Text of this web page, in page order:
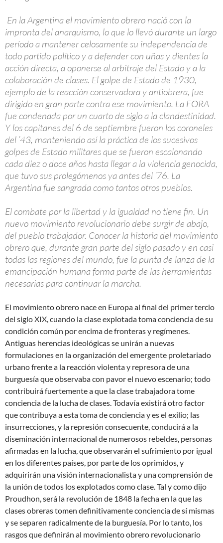
En la Argentina el movimiento obrero nació con la
impronta del anarquismo, lo que lo llevó durante un largo
período a mantener celosamente su independencia de
todo partido político y a defender con uñas y dientes la
acción directa, a oponerse al arbitraje del Estado y a la
colaboración de clases. El golpe de Estado de 1930,
ejemplo de la reacción conservadora y antiobrera, fue
dirigido en gran parte contra ese movimiento. La FORA
fue condenada por un cuarto de siglo a la clandestinidad.
Y los capitanes del 6 de septiembre fueron los coroneles
del ’43, manteniendo así la práctica de los sucesivos
golpes de Estado militares que se fueron escalonando
cada diez o doce años hasta llegar a la violencia genocida,
que tuvo sus prolegómenos ya antes del ‘76. La
Argentina fue sangrada como tantos otros pueblos.
El combate por la libertad y la igualdad no tiene fin. Un
nuevo movimiento revolucionario debe surgir de abajo,
del pueblo trabajador. Conocer la historia del movimiento
obrero que, durante gran parte del siglo pasado y en casi
todas las regiones del mundo, fue la punta de lanza de la
emancipación humana forma parte de las herramientas
necesarias para continuar la marcha.
El movimiento obrero nace en Europa al final del primer tercio
del siglo XIX, cuando la clase explotada toma conciencia de su
condición común por encima de fronteras y regímenes.
Antiguas herencias ideológicas se unirán a nuevas
formulaciones en la organización del emergente proletariado
urbano frente a la reacción violenta y represora de una
burguesía que observaba con pavor el nuevo escenario; todo
contribuirá fuertemente a que la clase trabajadora tome
conciencia de la lucha de clases. Todavía existirá otro factor
que contribuya a esta toma de conciencia y es el exilio; las
insurrecciones, y la represión consecuente, conducirá a la
diseminación internacional de numerosos rebeldes, personas
afirmadas en la lucha, que observarán el sufrimiento por igual
en los diferentes países, por parte de los oprimidos, y
adquirirán una visión internacionalista y una comprensión de
la unión de todos los explotados como clase. Tal y como dijo
Proudhon, será la revolución de 1848 la fecha en la que las
clases obreras tomen definitivamente conciencia de sí mismas
y se separen radicalmente de la burguesía. Por lo tanto, los
rasgos que definirán al movimiento obrero revolucionario